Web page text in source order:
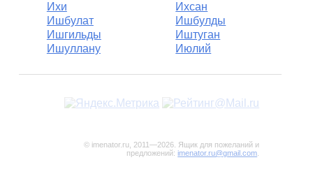
Ихи
Ихсан
Ишбулат
Ишбулды
Ишгильды
Иштуган
Ишуллану
Июлий
© imenator.ru, 2011—2026. Ящик для пожеланий и
предложений:imenator.ru@gmail.com